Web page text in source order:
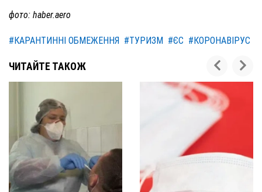
фото: haber.aero
#КАРАНТИННІ ОБМЕЖЕННЯ #ТУРИЗМ #ЄС #КОРОНАВІРУС
ЧИТАЙТЕ ТАКОЖ